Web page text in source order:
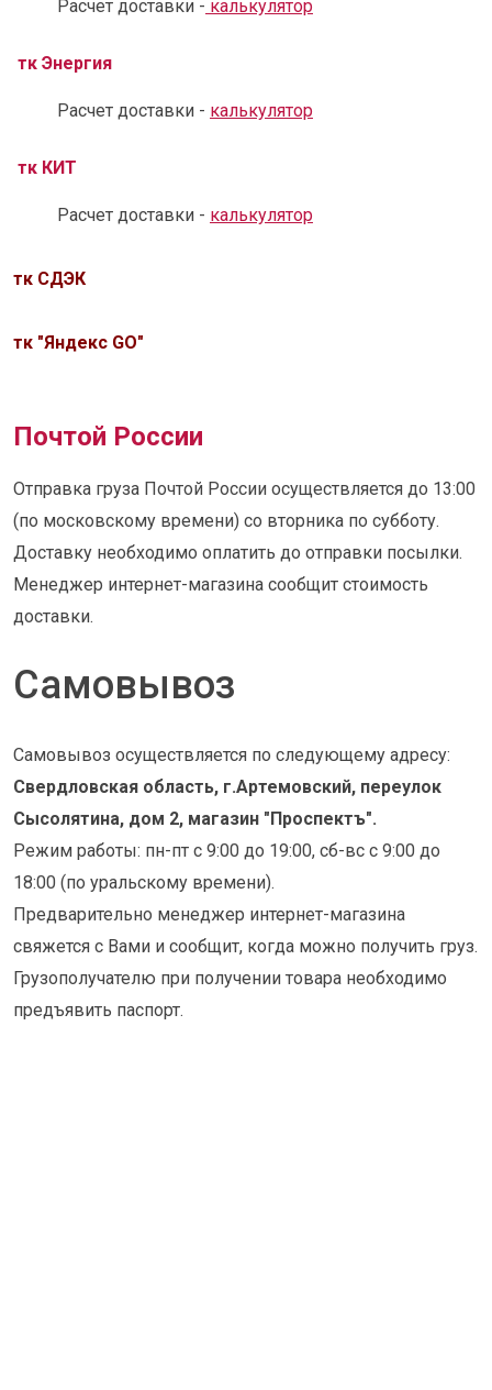
Расчет доставки - калькулятор
тк Энергия
Расчет доставки - калькулятор
тк КИТ
Расчет доставки - калькулятор
тк СДЭК
тк "Яндекс GO"
Почтой России
Отправка груза Почтой России осуществляется до 13:00
(по московскому времени) со вторника по субботу.
Доставку необходимо оплатить до отправки посылки.
Менеджер интернет-магазина сообщит стоимость
доставки.
Самовывоз
Самовывоз осуществляется по следующему адресу:
Свердловская область, г.Артемовский, переулок
Сысолятина, дом 2, магазин "Проспектъ".
Режим работы: пн-пт с 9:00 до 19:00, сб-вс с 9:00 до
18:00 (по уральскому времени).
Предварительно менеджер интернет-магазина
свяжется с Вами и сообщит, когда можно получить груз.
Грузополучателю при получении товара необходимо
предъявить паспорт.